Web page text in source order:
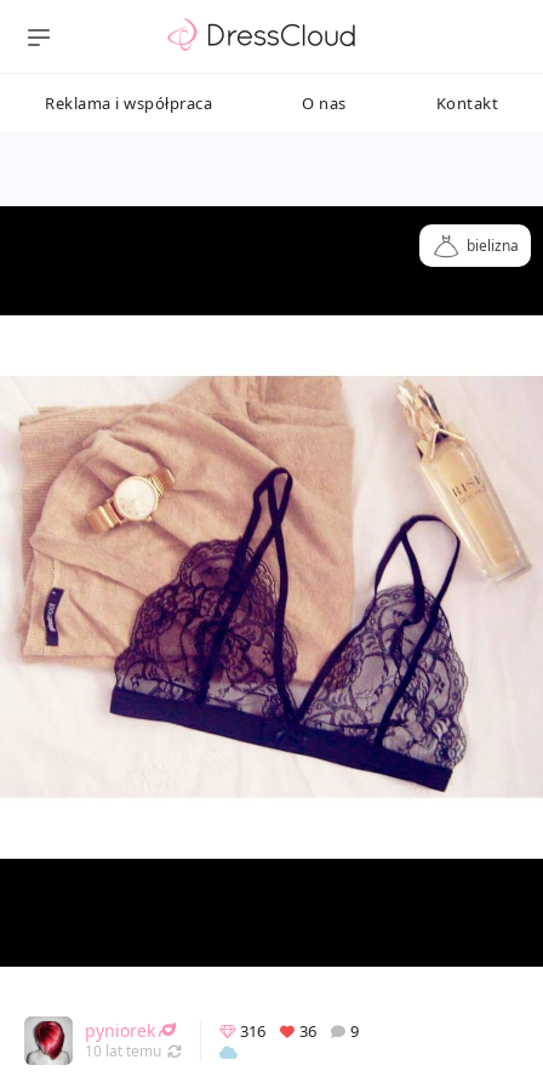
Reklama i współpraca O nas Kontakt
bielizna
pyniorek
10 lat temu Odświeżony 20.09.2018 22:43
316 36 9